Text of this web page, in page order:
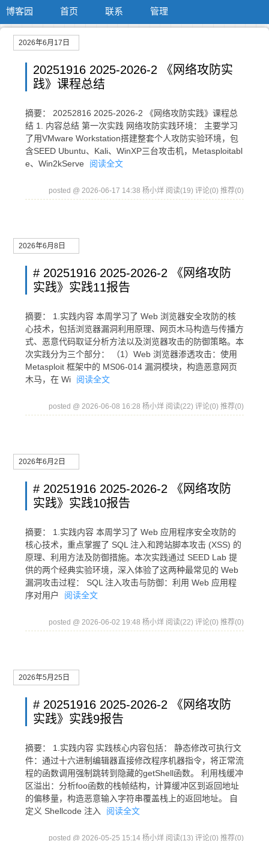
博客园 首页 联系 管理
2026年6月17日
20251916 2025-2026-2 《网络攻防实
践》课程总结
摘要： 20252816 2025-2026-2 《网络攻防实践》课程总
结 1. 内容总结 第一次实践 网络攻防实践环境： 主要学习
了用VMware Workstation搭建整套个人攻防实验环境，包
含SEED Ubuntu、Kali、WinXP三台攻击机，Metasploitabl
e、Win2kServe
阅读全文
posted @ 2026-06-17 14:38 杨小烊 阅读(19) 评论(0) 推荐(0)
2026年6月8日
# 20251916 2025-2026-2 《网络攻防
实践》实践11报告
摘要： 1.实践内容 本周学习了 Web 浏览器安全攻防的核
心技术，包括浏览器漏洞利用原理、网页木马构造与传播方
式、恶意代码取证分析方法以及浏览器攻击的防御策略。本
次实践分为三个部分： （1）Web 浏览器渗透攻击：使用
Metasploit 框架中的 MS06-014 漏洞模块，构造恶意网页
木马，在 Wi
阅读全文
posted @ 2026-06-08 16:28 杨小烊 阅读(22) 评论(0) 推荐(0)
2026年6月2日
# 20251916 2025-2026-2 《网络攻防
实践》实践10报告
摘要： 1.实践内容 本周学习了 Web 应用程序安全攻防的
核心技术，重点掌握了 SQL 注入和跨站脚本攻击 (XSS) 的
原理、利用方法及防御措施。本次实践通过 SEED Lab 提
供的两个经典实验环境，深入体验了这两种最常见的 Web
漏洞攻击过程： SQL 注入攻击与防御：利用 Web 应用程
序对用户
阅读全文
posted @ 2026-06-02 19:48 杨小烊 阅读(22) 评论(0) 推荐(0)
2026年5月25日
# 20251916 2025-2026-2 《网络攻防
实践》实践9报告
摘要： 1.实践内容 实践核心内容包括： 静态修改可执行文
件：通过十六进制编辑器直接修改程序机器指令，将正常流
程的函数调用强制跳转到隐藏的getShell函数。 利用栈缓冲
区溢出：分析foo函数的栈帧结构，计算缓冲区到返回地址
的偏移量，构造恶意输入字符串覆盖栈上的返回地址。 自
定义 Shellcode 注入
阅读全文
posted @ 2026-05-25 15:14 杨小烊 阅读(13) 评论(0) 推荐(0)